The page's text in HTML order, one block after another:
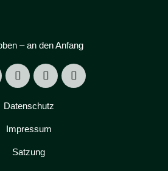
– an den Anfang
Datenschutz
Impressum
Satzung